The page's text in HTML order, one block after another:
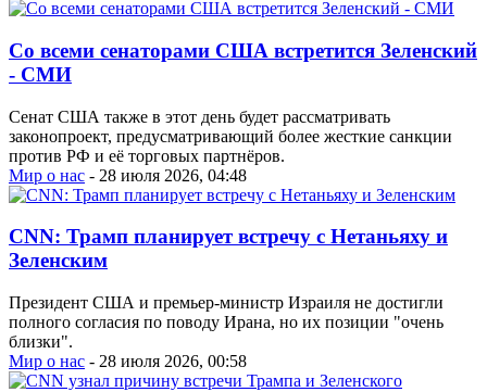
Со всеми сенаторами США встретится Зеленский
- СМИ
Сенат США также в этот день будет рассматривать
законопроект, предусматривающий более жесткие санкции
против РФ и её торговых партнёров.
Мир о нас - 28 июля 2026, 04:48
CNN: Трамп планирует встречу с Нетаньяху и
Зеленским
Президент США и премьер-министр Израиля не достигли
полного согласия по поводу Ирана, но их позиции "очень
близки".
Мир о нас - 28 июля 2026, 00:58